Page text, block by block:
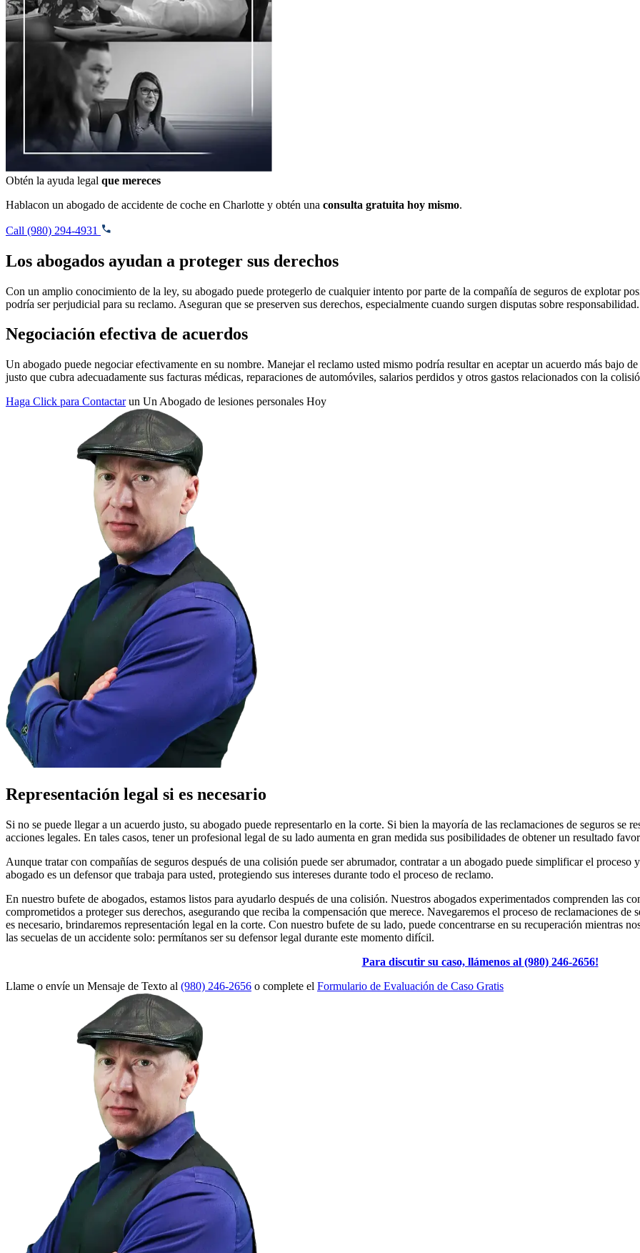
Obtén la ayuda legal que mereces
Hablacon un abogado de accidente de coche en Charlotte y obtén una consulta gratuita hoy mismo.
Call (980) 294-4931
Los abogados ayudan a proteger sus derechos
Con un amplio conocimiento de la ley, su abogado puede protegerlo de cualquier intento por parte de la compañía de seguros de explotar
podría ser perjudicial para su reclamo. Aseguran que se preserven sus derechos, especialmente cuando surgen disputas sobre responsabilidad.
Negociación efectiva de acuerdos
Un abogado puede negociar efectivamente en su nombre. Manejar el reclamo usted mismo podría resultar en aceptar un acuerdo más bajo
justo que cubra adecuadamente sus facturas médicas, reparaciones de automóviles, salarios perdidos y otros gastos relacionados con la
Haga Click para Contactarun Un Abogado de lesiones personales Hoy
Representación legal si es necesario
Si no se puede llegar a un acuerdo justo, su abogado puede representarlo en la corte. Si bien la mayoría de las reclamaciones de seguros se
acciones legales. En tales casos, tener un profesional legal de su lado aumenta en gran medida sus posibilidades de obtener un resultado
Aunque tratar con compañías de seguros después de una colisión puede ser abrumador, contratar a un abogado puede simplificar el proceso
abogado es un defensor que trabaja para usted, protegiendo sus intereses durante todo el proceso de reclamo.
En nuestro bufete de abogados, estamos listos para ayudarlo después de una colisión. Nuestros abogados experimentados comprenden las
comprometidos a proteger sus derechos, asegurando que reciba la compensación que merece. Navegaremos el proceso de reclamaciones
es necesario, brindaremos representación legal en la corte. Con nuestro bufete de su lado, puede concentrarse en su recuperación mientras
las secuelas de un accidente solo: permítanos ser su defensor legal durante este momento difícil.
Para discutir su caso, llámenos al (980) 246-2656!
Llame o envíe un Mensaje de Texto al (980) 246-2656 o complete el Formulario de Evaluación de Caso Gratis